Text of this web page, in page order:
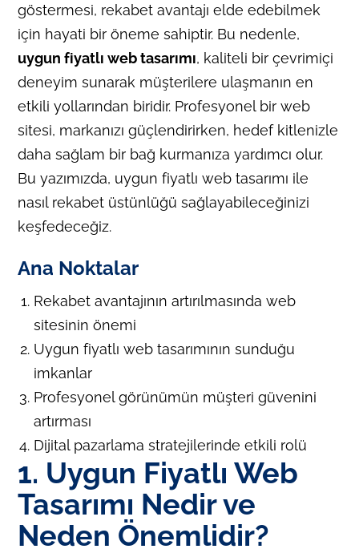
göstermesi, rekabet avantajı elde edebilmek
için hayati bir öneme sahiptir. Bu nedenle,
uygun fiyatlı web tasarımı, kaliteli bir çevrimiçi
deneyim sunarak müşterilere ulaşmanın en
etkili yollarından biridir. Profesyonel bir web
sitesi, markanızı güçlendirirken, hedef kitlenizle
daha sağlam bir bağ kurmanıza yardımcı olur.
Bu yazımızda, uygun fiyatlı web tasarımı ile
nasıl rekabet üstünlüğü sağlayabileceğinizi
keşfedeceğiz.
Ana Noktalar
Rekabet avantajının artırılmasında web
sitesinin önemi
Uygun fiyatlı web tasarımının sunduğu
imkanlar
Profesyonel görünümün müşteri güvenini
artırması
Dijital pazarlama stratejilerinde etkili rolü
1. Uygun Fiyatlı Web
Tasarımı Nedir ve
Neden Önemlidir?